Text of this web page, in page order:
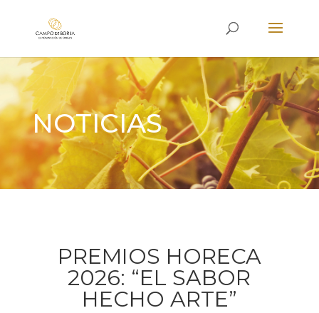
NOTICIAS
PREMIOS HORECA
2026: “EL SABOR
HECHO ARTE”